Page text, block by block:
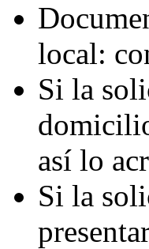
local:
Si la
así lo
Si la